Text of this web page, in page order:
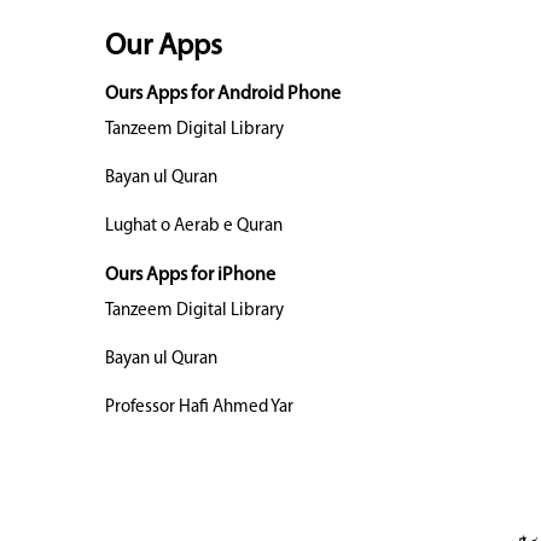
Our Apps
Ours Apps for Android Phone
Tanzeem Digital Library
Bayan ul Quran
Lughat o Aerab e Quran
Ours Apps for iPhone
Tanzeem Digital Library
Bayan ul Quran
Professor Hafi Ahmed Yar